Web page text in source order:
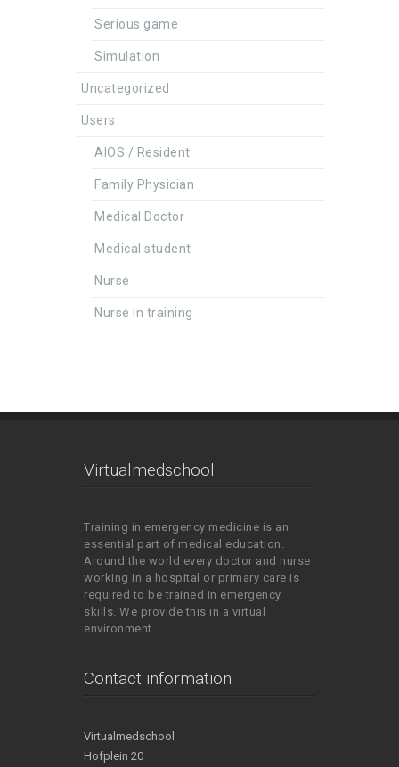
Serious game
Simulation
Uncategorized
Users
AIOS / Resident
Family Physician
Medical Doctor
Medical student
Nurse
Nurse in training
Virtualmedschool
Training in emergency medicine is an
essential part of medical education.
Around the world every doctor and nurse
working in a hospital or primary care is
required to be trained in emergency
skills. We provide this in a virtual
environment.
Contact information
Virtualmedschool
Hofplein 20